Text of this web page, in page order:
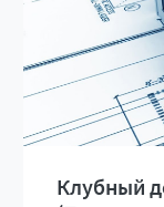
Клубный